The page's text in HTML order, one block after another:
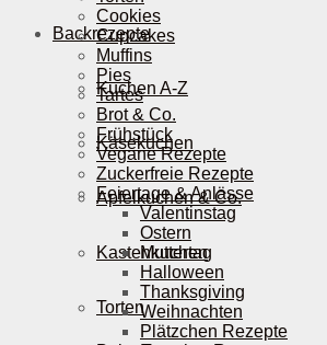
Backrezepte
Kuchen A-Z
Käsekuchen
Apfelkuchen & Co.
Kastenkuchen
Torten
Cookies
Cupcakes
Muffins
Pies
Tartes
Brot & Co.
Frühstück
Vegane Rezepte
Zuckerfreie Rezepte
Feiertage & Anlässe
Valentinstag
Ostern
Muttertag
Halloween
Thanksgiving
Weihnachten
Plätzchen Rezepte